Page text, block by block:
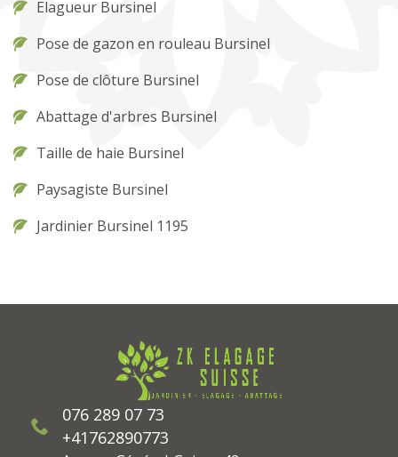
Elagueur Bursinel
Pose de gazon en rouleau Bursinel
Pose de clôture Bursinel
Abattage d'arbres Bursinel
Taille de haie Bursinel
Paysagiste Bursinel
Jardinier Bursinel 1195
076 289 07 73
+41762890773